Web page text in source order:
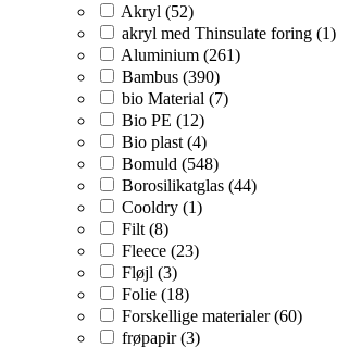
Akryl (52)
akryl med Thinsulate foring (1)
Aluminium (261)
Bambus (390)
bio Material (7)
Bio PE (12)
Bio plast (4)
Bomuld (548)
Borosilikatglas (44)
Cooldry (1)
Filt (8)
Fleece (23)
Fløjl (3)
Folie (18)
Forskellige materialer (60)
frøpapir (3)